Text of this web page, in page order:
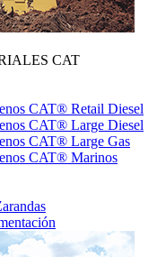
CAT
CAT® Retail Diesel
CAT® Large Diesel
CAT® Large Gas
CAT® Marinos